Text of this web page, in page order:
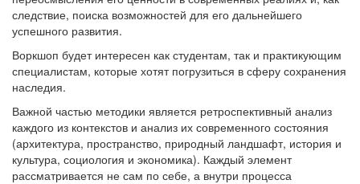
следствие, поиска возможностей для его дальнейшего
успешного развития.
Воркшоп будет интересен как студентам, так и практикующим
специалистам, которые хотят погрузиться в сферу сохранения
наследия.
Важной частью методики является ретроспективный анализ
каждого из контекстов и анализ их современного состояния
(архитектура, пространство, природный ландшафт, история и
культура, социология и экономика). Каждый элемент
рассматривается не сам по себе, а внутри процесса